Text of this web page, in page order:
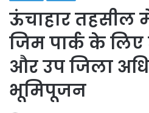
ऊंचाहार तहसील
जिम पार्क के
और उप जिला
भूमिपूजन